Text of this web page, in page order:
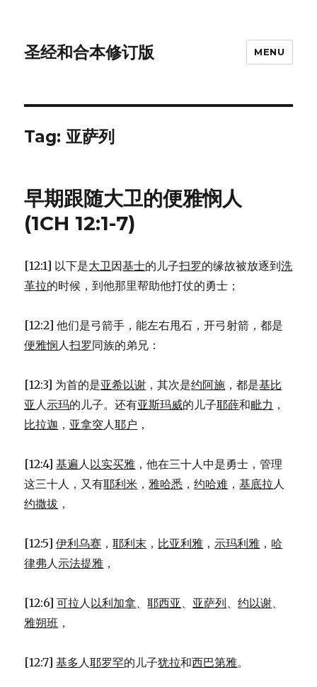
圣经和合本修订版 MENU
Tag: 亚萨列
早期跟随大卫的便雅悯人
(1CH 12:1-7)
[12:1] 以下是大卫因基士的儿子扫罗的缘故被放逐到洗
革拉的时候，到他那里帮助他打仗的勇士；
[12:2] 他们是弓箭手，能左右甩石，开弓射箭，都是
便雅悯人扫罗同族的弟兄：
[12:3] 为首的是亚希以谢 ，其次是约阿施 ，都是基比
亚 人示玛的儿子。还有亚斯玛威的儿子耶薛和毗力 ，
比拉迦 ， 亚拿突人耶户 ，
[12:4]基遍人以实买雅 ，他在三十人中是勇士，管理
这三十人，又有耶利米 ，雅哈悉 ，约哈难 ，基底拉人
约撒拔 ，
[12:5]伊利乌赛 ，耶利末 ， 比亚利雅 ，示玛利雅 ， 哈
律弗人示法提雅 ，
[12:6]可拉人以利加拿、耶西亚 、 亚萨列、约以谢、
雅朔班 ，
[12:7]基多人耶罗罕的儿子犹拉和西巴第雅。